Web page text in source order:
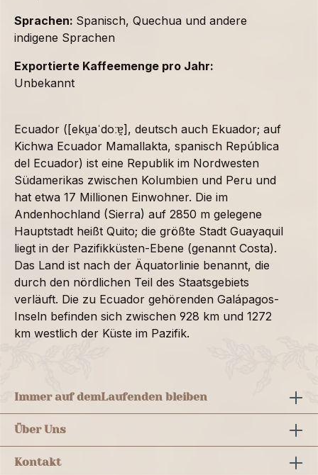
Sprachen: Spanisch, Quechua und andere
indigene Sprachen
Exportierte Kaffeemenge pro Jahr:
Unbekannt
Ecuador ([eku̯aˈdoːɐ̯], deutsch auch Ekuador; auf
Kichwa Ecuador Mamallakta, spanisch República
del Ecuador) ist eine Republik im Nordwesten
Südamerikas zwischen Kolumbien und Peru und
hat etwa 17 Millionen Einwohner. Die im
Andenhochland (Sierra) auf 2850 m gelegene
Hauptstadt heißt Quito; die größte Stadt Guayaquil
liegt in der Pazifikküsten-Ebene (genannt Costa).
Das Land ist nach der Äquatorlinie benannt, die
durch den nördlichen Teil des Staatsgebiets
verläuft. Die zu Ecuador gehörenden Galápagos-
Inseln befinden sich zwischen 928 km und 1272
km westlich der Küste im Pazifik.
Immer auf demLaufenden bleiben
Über Uns
Kontakt